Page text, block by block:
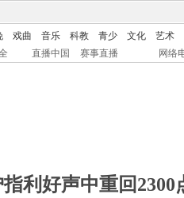
戏曲 音乐 科教 青少 文化
艺术
直播中国 赛事直播 网络
利好声中重回2300